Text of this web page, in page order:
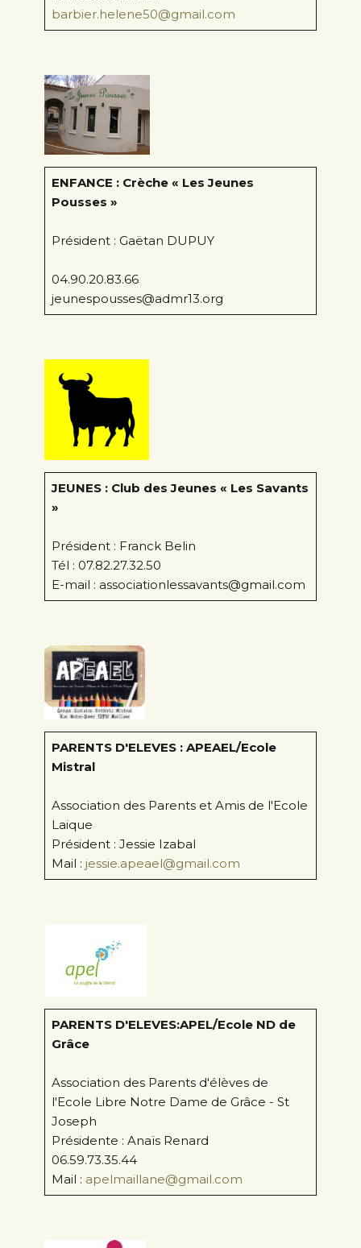
barbier.helene50@gmail.com
ENFANCE : Crèche « Les Jeunes
Pousses »
Président : Gaëtan DUPUY
04.90.20.83.66
jeunespousses@admr13.org
JEUNES : Club des Jeunes « Les Savants
»
Président : Franck Belin
Tél : 07.82.27.32.50
E-mail : associationlessavants@gmail.com
PARENTS D'ELEVES : APEAEL/Ecole
Mistral
Association des Parents et Amis de l'Ecole
Laique
Président : Jessie Izabal
Mail : jessie.apeael@gmail.com
PARENTS D'ELEVES:APEL/Ecole ND de
Grâce
Association des Parents d'élèves de
l'Ecole Libre Notre Dame de Grâce - St
Joseph
Présidente : Anaïs Renard
06.59.73.35.44
Mail : apelmaillane@gmail.com